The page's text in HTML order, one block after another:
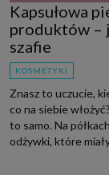
Kapsułowa
produktów –
szafie
KOSMETYKI
Znasz to uczucie,
co na siebie
to samo. Na
odżywki, które